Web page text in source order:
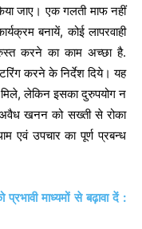
जाए। एक गलती माफ नहीं
बनायें, कोई लापरवाही
करने का काम अच्छा है.
करने के निर्देश दिये। यह
मिले, लेकिन इसका दुरुपयोग न
खनन को सख्ती से रोका
एवं उपचार का पूर्ण प्रबन्ध
माध्यमों से बढ़ावा दें :